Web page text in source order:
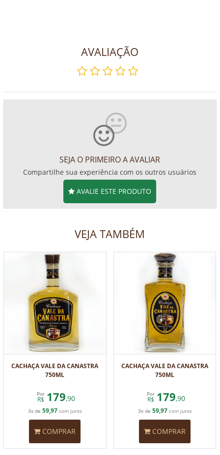
AVALIAÇÃO
SEJA O PRIMEIRO A AVALIAR
Compartilhe sua experiência com os outros usuários
AVALIE ESTE PRODUTO
VEJA TAMBÉM
CACHAÇA VALE DA CANASTRA
750ML
Por
R$ 179,90
3x de 59,97com juros
COMPRAR
CACHAÇA VALE DA CANASTRA
750ML
Por
R$ 179,90
3x de 59,97com juros
COMPRAR